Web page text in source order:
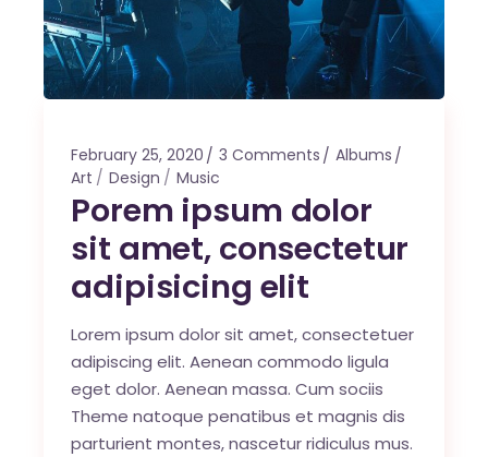
February 25, 2020 3 Comments
Albums
Art
Design Music
Porem ipsum dolor
sit amet, consectetur
adipisicing elit
Lorem ipsum dolor sit amet, consectetuer
adipiscing elit. Aenean commodo ligula
eget dolor. Aenean massa. Cum sociis
Theme natoque penatibus et magnis dis
parturient montes, nascetur ridiculus mus.